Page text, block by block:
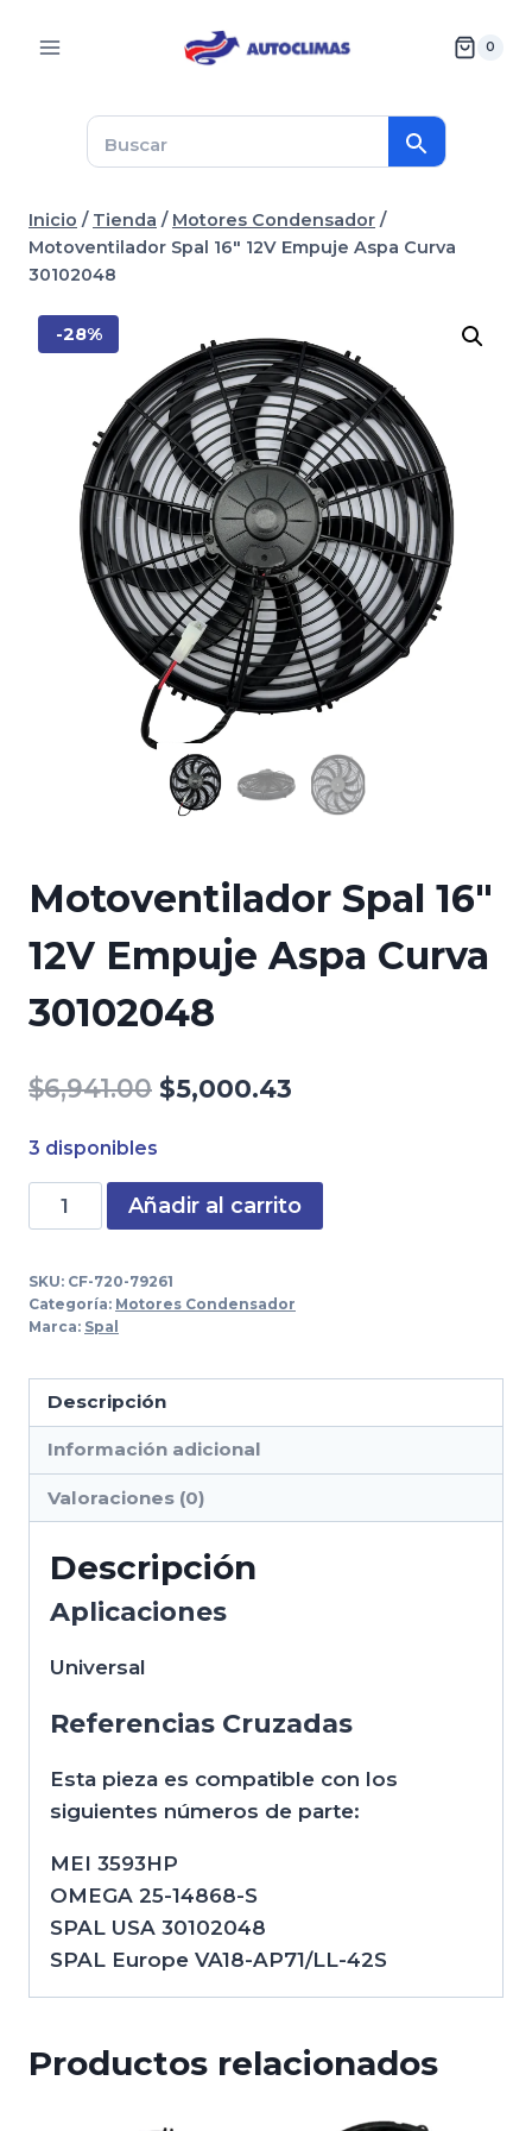
0
Inicio / Tienda / Motores Condensador /
Motoventilador Spal 16″ 12V Empuje Aspa Curva
30102048
-28%
Motoventilador Spal 16″
12V Empuje Aspa Curva
30102048
$6,941.00 El
era:
$5,000.43
es:
3 disponibles
Motoventilador
Spal
12V
Empuje
30102048
cantidad
Añadir al carrito
SKU: CF-720-79261
Categoría: Motores Condensador
Marca: Spal
Descripción
Información adicional
Valoraciones (0)
Descripción
Aplicaciones
Universal
Referencias Cruzadas
Esta pieza es compatible con los
siguientes números de parte:
MEI 3593HP
OMEGA 25-14868-S
SPAL USA 30102048
SPAL Europe VA18-AP71/LL-42S
Productos relacionados